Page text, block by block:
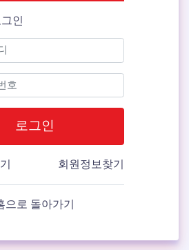
인
로그인
회원정보찾기
으로 돌아가기